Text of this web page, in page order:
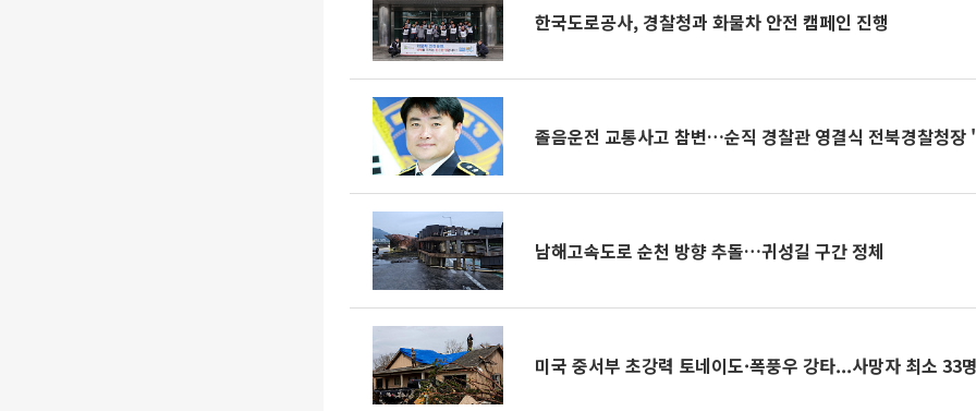
한국도로공사, 경찰청과 화물차 안전 캠페인 진행
졸음운전 교통사고 참변…순직 경찰관 영결식 전북경찰청장
남해고속도로 순천 방향 추돌…귀성길 구간 정체
미국 중서부 초강력 토네이도·폭풍우 강타...사망자 최소 33명